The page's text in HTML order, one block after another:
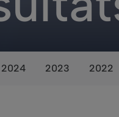
2024 2023 2022